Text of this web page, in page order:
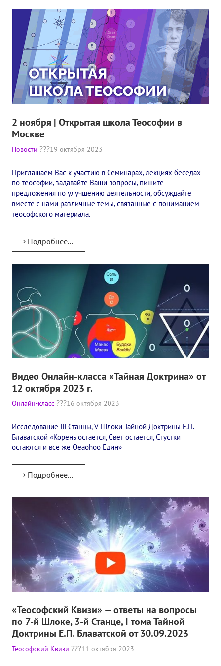
Концепция деятельности
Нам помогают
Публичная оферта
Политика конфиденциальности
ПРОЕКТЫ
🌟 Детский проект «БЕЛЫЕ ЯГУАРЫ»
✔️ Заказать мероприятие
✔️ Заказать книги/журналы
Международный научно-исследовательский Центр, им. Е.П.
Международное теософское издательство «Альбатрос»
Межрегиональные теософские семинары России. Теософский
Международный художественный Конкурс, посвященный
Международный поэтический Конкурс «Елене Петровне
Международный музыкальный Конкурс, посвященный Елене
Выставка «Книжная экспедиция»
Авторское кино Олега Мартынова
Конкурс городов России на право проведения
Памятник Е.П. Блаватской
МЕЖДУНАРОДНЫЙ ЦЕНТР ТЕОСОФИИ
ШКОЛА ТЕОСОФИИ
Открытая школа теософии
Фотоматериалы
Видео
ГОВОРЯТ ТЕОСОФЫ. Рубрика «Вопрос-Ответ»
Книги
Семинары
Плейлист "Международный научно-исследовательский
Плейлист "«Тайная Доктрина» Класс онлайн изучения"
2 ноября | Открытая школа Теософии в
Москве
Новости 19 октября 2023
Приглашаем Вас к участию в Семинарах, лекциях-беседах
по теософии, задавайте Ваши вопросы, пишите
предложения по улучшению деятельности, обсуждайте
вместе с нами различные темы, связанные с пониманием
теософского материала.
Подробнее...
Видео Онлайн-класса «Тайная Доктрина» от
12 октября 2023 г.
Онлайн-класс 16 октября 2023
Исследование III Станцы, V Шлоки Тайной Доктрины Е.П.
Блаватской «Корень остаётся, Свет остаётся, Сгустки
остаются и всё же Oeaohoo Един»
Подробнее...
«Теософский Квизи» — ответы на вопросы
по 7-й Шлоке, 3-й Станце, I тома Тайной
Доктрины Е.П. Блаватской от 30.09.2023
Теософский Квизи 11 октября 2023